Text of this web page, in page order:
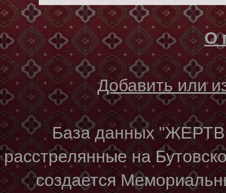
О
Добавить или
База данных
расстрелянные на
создается